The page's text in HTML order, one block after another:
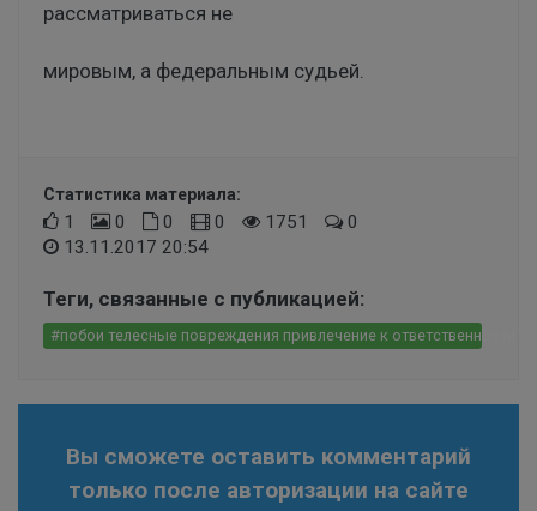
рассматриваться не
мировым, а федеральным судьей.
Статистика материала:
1 0 0 0 1751
0
13.11.2017 20:54
Теги, связанные с публикацией:
#побои телесные повреждения привлечение к ответственности
Вы сможете оставить комментарий
только после авторизации на сайте